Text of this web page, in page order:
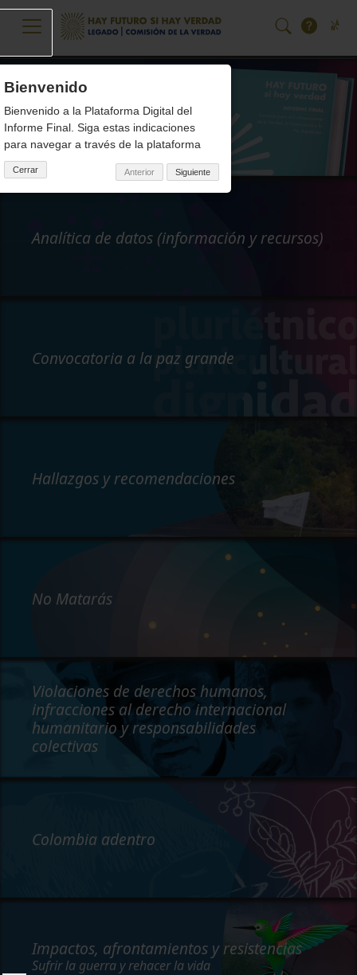
Pasar al contenido principal
Hay futuro si hay verdad
Volúmenes del Informe Final
Analítica de datos (información y recursos)
Convocatoria a la paz grande
Hallazgos y recomendaciones
No Matarás
Violaciones de derechos humanos,
infracciones al derecho internacional
humanitario y responsabilidades
colectivas
Colombia adentro
Impactos, afrontamientos y resistencias
Sufrir la guerra y rehacer la vida
Bienvenido
Bienvenido a la Plataforma Digital del
Informe Final. Siga estas indicaciones
para navegar a través de la plataforma
Cerrar Anterior Siguiente